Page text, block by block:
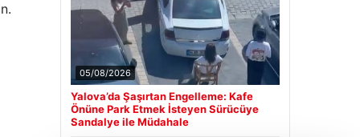
05/08/2026
Yalova’da Şaşırtan Engelleme: Kafe
Önüne Park Etmek İsteyen Sürücüye
Sandalye ile Müdahale